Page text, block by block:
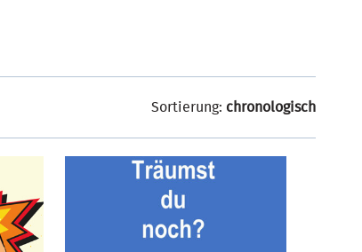
Sortierung: chronologisch